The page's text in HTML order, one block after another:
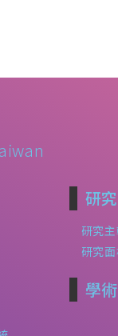
研
研究
研究
學